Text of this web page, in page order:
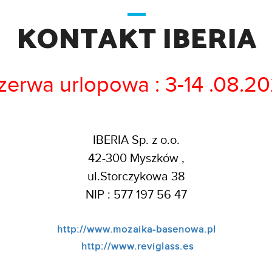
KONTAKT IBERIA
urlopowa : 3-14
IBERIA Sp. z o.o.
42-300 Myszków ,
ul.Storczykowa 38
NIP : 577 197 56 47
http://www.mozaika-basenowa.pl
http://www.reviglass.es